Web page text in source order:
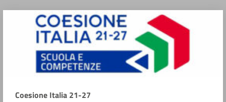
Coesione Italia 21-27